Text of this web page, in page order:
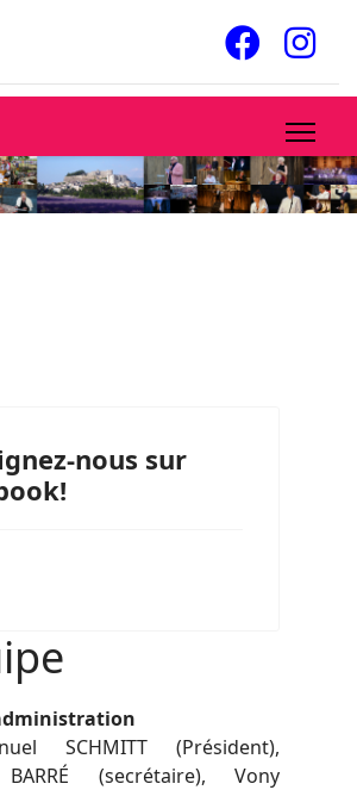
nous sur
SCHMITT (Président),
(secrétaire), Vony